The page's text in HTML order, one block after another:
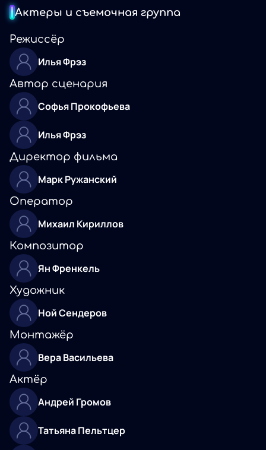
Актеры и съемочная группа
Режиссёр
Илья Фрэз
Автор сценария
Софья Прокофьева
Илья Фрэз
Директор фильма
Марк Ружанский
Оператор
Михаил Кириллов
Композитор
Ян Френкель
Художник
Ной Сендеров
Монтажёр
Вера Васильева
Актёр
Андрей Громов
Татьяна Пельтцер